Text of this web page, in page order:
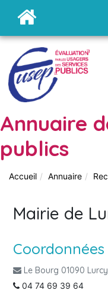
Annuaire
publics
Accueil Annuaire
Mairie de
Coordonnées
Le Bourg 01090 Lurcy
04 74 69 39 64